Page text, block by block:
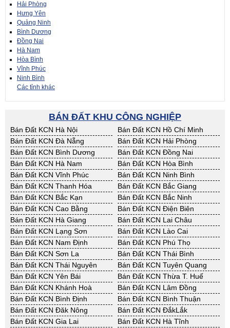
Hải Phòng
Hưng Yên
Quảng Ninh
Bình Dương
Đồng Nai
Hà Nam
Hòa Bình
Vĩnh Phúc
Ninh Bình
Các tỉnh khác
BÁN ĐẤT KHU CÔNG NGHIỆP
Bán Đất KCN Hà Nội
Bán Đất KCN Hồ Chí Minh
Bán Đất KCN Đà Nẵng
Bán Đất KCN Hải Phòng
Bán Đất KCN Bình Dương
Bán Đất KCN Đồng Nai
Bán Đất KCN Hà Nam
Bán Đất KCN Hòa Bình
Bán Đất KCN Vĩnh Phúc
Bán Đất KCN Ninh Bình
Bán Đất KCN Thanh Hóa
Bán Đất KCN Bắc Giang
Bán Đất KCN Bắc Kạn
Bán Đất KCN Bắc Ninh
Bán Đất KCN Cao Bằng
Bán Đất KCN Điện Biên
Bán Đất KCN Hà Giang
Bán Đất KCN Lai Châu
Bán Đất KCN Lạng Sơn
Bán Đất KCN Lào Cai
Bán Đất KCN Nam Định
Bán Đất KCN Phú Thọ
Bán Đất KCN Sơn La
Bán Đất KCN Thái Bình
Bán Đất KCN Thái Nguyên
Bán Đất KCN Tuyên Quang
Bán Đất KCN Yên Bái
Bán Đất KCN Thừa T. Huế
Bán Đất KCN Khánh Hoà
Bán Đất KCN Lâm Đồng
Bán Đất KCN Bình Định
Bán Đất KCN Bình Thuận
Bán Đất KCN Đăk Nông
Bán Đất KCN ĐắkLắk
Bán Đất KCN Gia Lai
Bán Đất KCN Hà Tĩnh